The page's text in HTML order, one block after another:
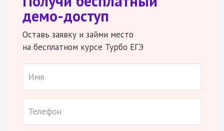
демо-доступ
Оставь заявку и займи место
на бесплатном курсе Турбо ЕГЭ